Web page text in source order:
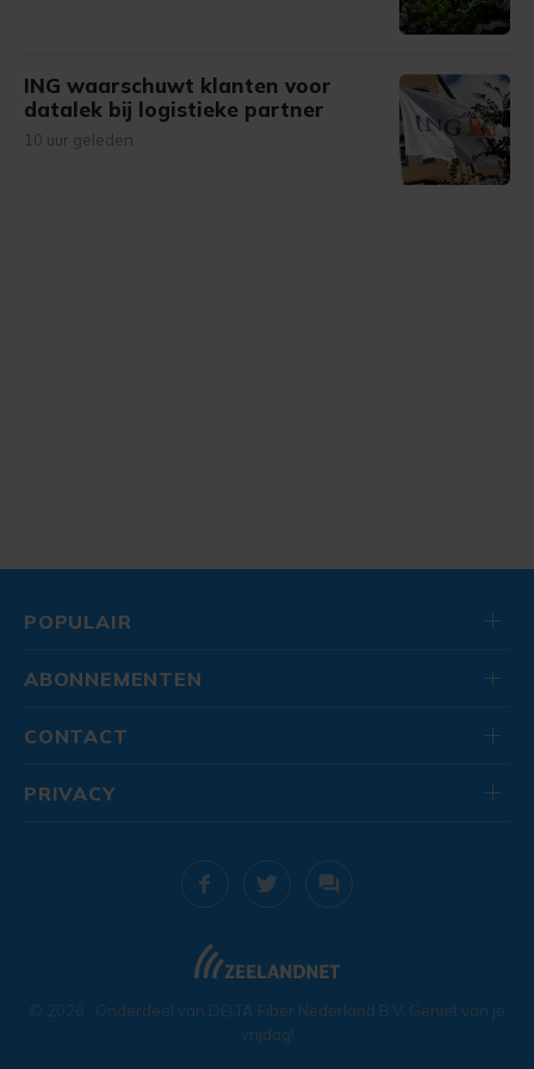
ING waarschuwt klanten voor
datalek bij logistieke partner
10 uur geleden
POPULAIR
ABONNEMENTEN
CONTACT
© 2026 . Onderdeel van DELTA Fiber Nederland B.V. Geniet van je
vrijdag!
PRIVACY